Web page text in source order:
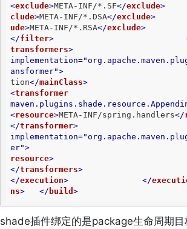
<exclude>META-INF/*.SF</exclude>
clude>META-INF/*.DSA</exclude>
ude>META-INF/*.RSA</exclude>
</filter>
transformers>
implementation=
ansformer">
tion</mainClass>
<transformer
<resource>META-INF/spring.handlers</
</transformer>
implementation=
er">
resource>
</transformers>
</execution> </
ns> </ build >
shade插件绑定的是package生命周期